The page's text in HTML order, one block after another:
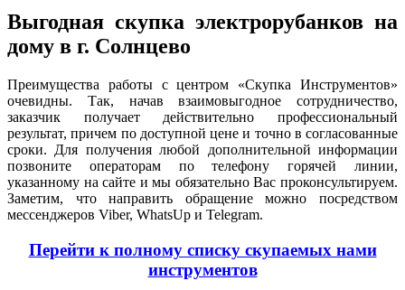
Выгодная скупка электрорубанков на
дому в г. Солнцево
Преимущества работы с центром «Скупка Инструментов»
очевидны. Так, начав взаимовыгодное сотрудничество,
заказчик получает действительно профессиональный
результат, причем по доступной цене и точно в согласованные
сроки. Для получения любой дополнительной информации
позвоните операторам по телефону горячей линии,
указанному на сайте и мы обязательно Вас проконсультируем.
Заметим, что направить обращение можно посредством
мессенджеров Viber, WhatsUp и Telegram.
Перейти к полному списку скупаемых нами
инструментов